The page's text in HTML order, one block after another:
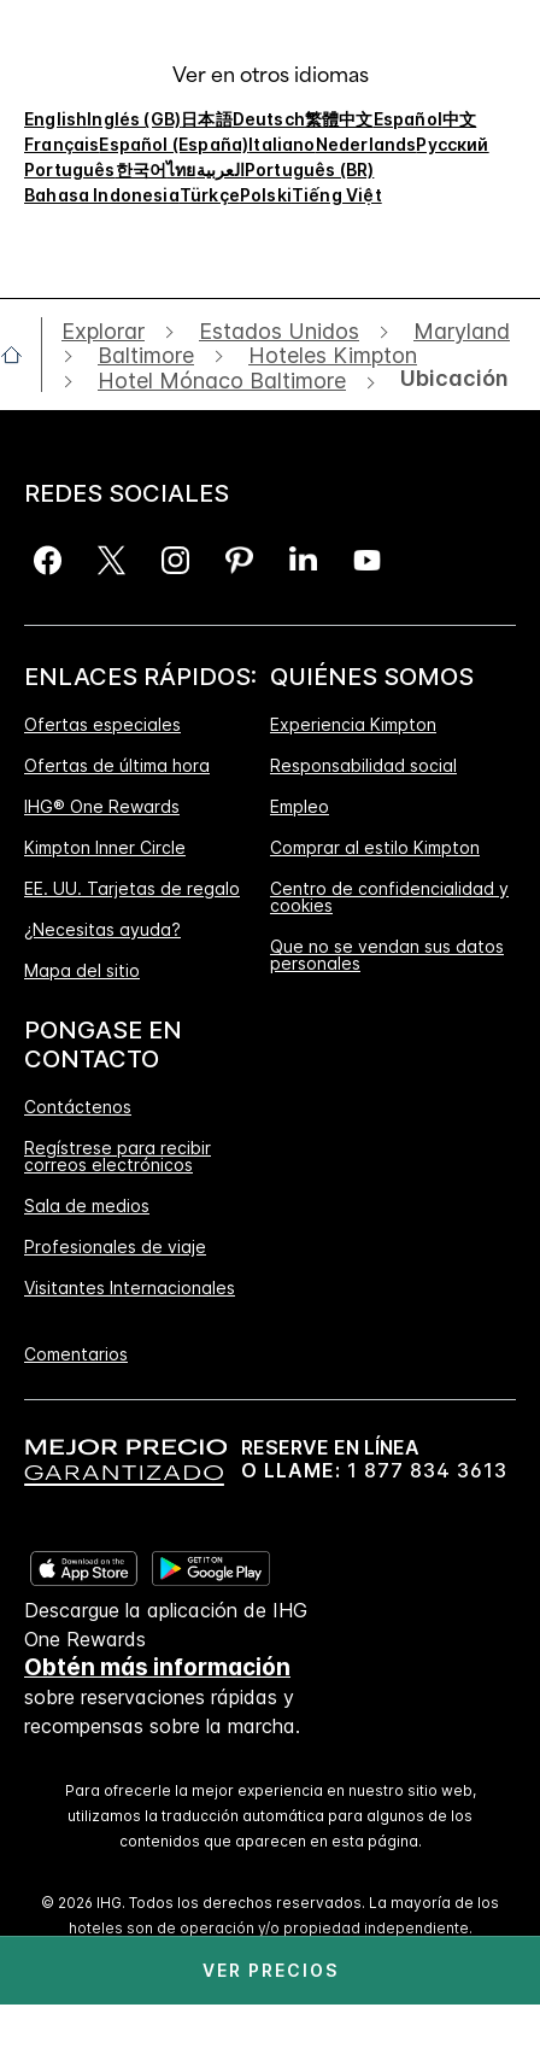
VER PRECIOS
Ver en otros idiomas
EnglishInglés (GB)日本語Deutsch繁體中文Español中文
FrançaisEspañol (España)ItalianoNederlandsРусский
Português한국어ไทยالعربيةPortuguês (BR)
Bahasa IndonesiaTürkçePolskiTiếng Việt
Explorar Estados Unidos
Maryland
Baltimore
Hoteles Kimpton
Hotel Mónaco Baltimore
Ubicación
REDES SOCIALES
ENLACES RÁPIDOS:
Ofertas especiales
Ofertas de última hora
IHG® One Rewards
Kimpton Inner Circle
EE. UU. Tarjetas de regalo
¿Necesitas ayuda?
Mapa del sitio
QUIÉNES SOMOS
Experiencia Kimpton
Responsabilidad social
Empleo
Comprar al estilo Kimpton
Centro de confidencialidad y
cookies
Que no se vendan sus datos
personales
PONGASE EN
CONTACTO
Contáctenos
Regístrese para recibir
correos electrónicos
Sala de medios
Profesionales de viaje
Visitantes Internacionales
Comentarios
RESERVE EN LÍNEA
O LLAME: 1 877 834 3613
Descargue la aplicación de IHG
One Rewards
Obtén más información
sobre reservaciones rápidas y
recompensas sobre la marcha.
Para ofrecerle la mejor experiencia en nuestro sitio web,
utilizamos la traducción automática para algunos de los
contenidos que aparecen en esta página.
© 2026 IHG. Todos los derechos reservados. La mayoría de los
hoteles son de operación y/o propiedad independiente.